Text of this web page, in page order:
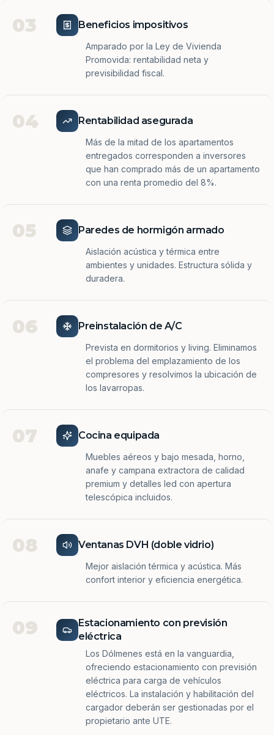
03 Beneficios impositivos
Amparado por la Ley de Vivienda
Promovida: rentabilidad neta y
previsibilidad fiscal.
04 Rentabilidad asegurada
Más de la mitad de los apartamentos
entregados corresponden a inversores
que han comprado más de un apartamento
con una renta promedio del 8%.
05 Paredes de hormigón armado
Aislación acústica y térmica entre
ambientes y unidades. Estructura sólida y
duradera.
06 Preinstalación de A/C
Prevista en dormitorios y living. Eliminamos
el problema del emplazamiento de los
compresores y resolvimos la ubicación de
los lavarropas.
07 Cocina equipada
Muebles aéreos y bajo mesada, horno,
anafe y campana extractora de calidad
premium y detalles led con apertura
telescópica incluidos.
08 Ventanas DVH (doble vidrio)
Mejor aislación térmica y acústica. Más
confort interior y eficiencia energética.
09
Estacionamiento con previsión
eléctrica
Los Dólmenes está en la vanguardia,
ofreciendo estacionamiento con previsión
eléctrica para carga de vehículos
eléctricos. La instalación y habilitación del
cargador deberán ser gestionadas por el
propietario ante UTE.